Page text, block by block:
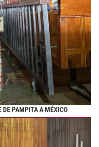
DE PAMPITA A MÉXICO